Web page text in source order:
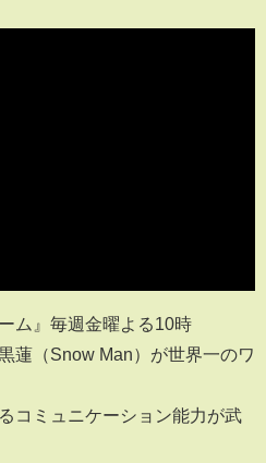
ム』毎週金曜よる10時
蓮（Snow Man）が世界一のワ
コミュニケーション能力が武